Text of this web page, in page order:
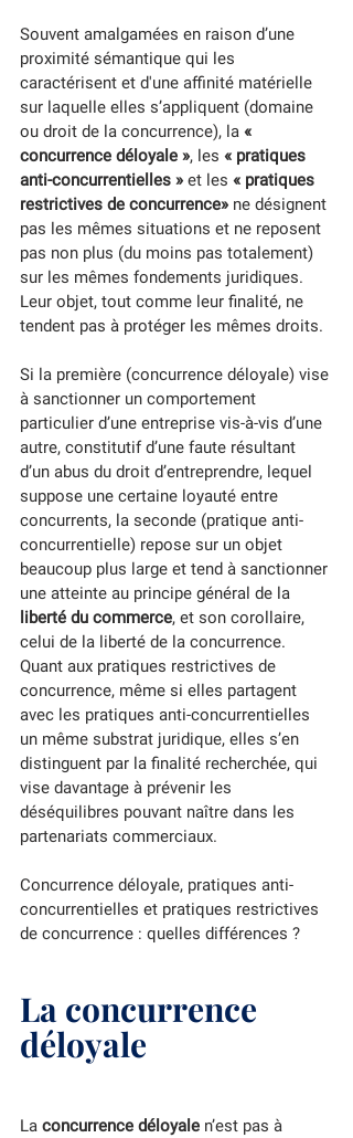
Souvent amalgamées en raison d’une
proximité sémantique qui les
caractérisent et d'une affinité matérielle
sur laquelle elles s’appliquent (domaine
ou droit de la concurrence), la «
concurrence déloyale », les « pratiques
anti-concurrentielles » et les « pratiques
restrictives de concurrence» ne désignent
pas les mêmes situations et ne reposent
pas non plus (du moins pas totalement)
sur les mêmes fondements juridiques.
Leur objet, tout comme leur finalité, ne
tendent pas à protéger les mêmes droits.
Si la première (concurrence déloyale) vise
à sanctionner un comportement
particulier d’une entreprise vis-à-vis d’une
autre, constitutif d’une faute résultant
d’un abus du droit d’entreprendre, lequel
suppose une certaine loyauté entre
concurrents, la seconde (pratique anti-
concurrentielle) repose sur un objet
beaucoup plus large et tend à sanctionner
une atteinte au principe général de la
liberté du commerce, et son corollaire,
celui de la liberté de la concurrence.
Quant aux pratiques restrictives de
concurrence, même si elles partagent
avec les pratiques anti-concurrentielles
un même substrat juridique, elles s’en
distinguent par la finalité recherchée, qui
vise davantage à prévenir les
déséquilibres pouvant naître dans les
partenariats commerciaux.
Concurrence déloyale, pratiques anti-
concurrentielles et pratiques restrictives
de concurrence : quelles différences ?
La concurrence
déloyale
La concurrence déloyale n’est pas à